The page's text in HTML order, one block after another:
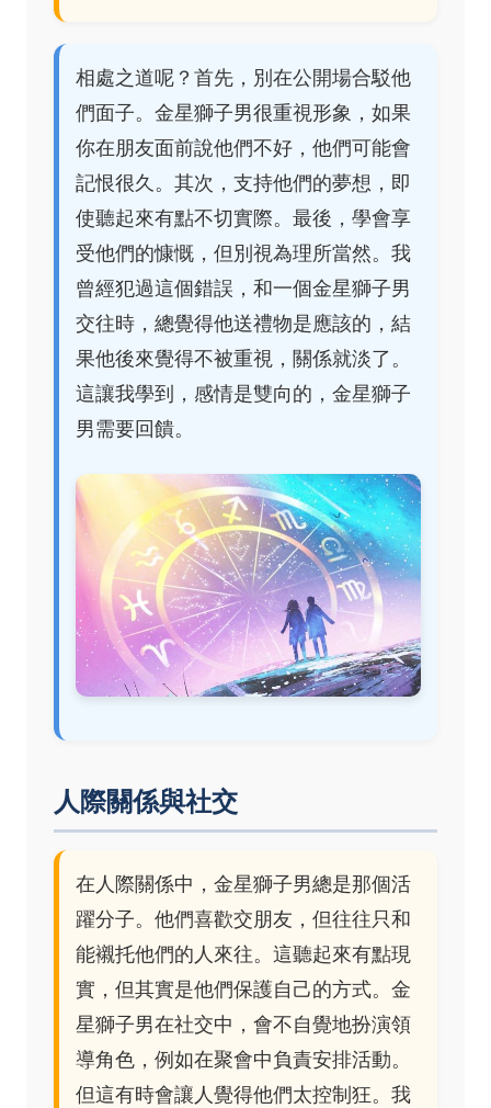
相處之道呢？首先，別在公開場合駁他
們面子。金星獅子男很重視形象，如果
你在朋友面前說他們不好，他們可能會
記恨很久。其次，支持他們的夢想，即
使聽起來有點不切實際。最後，學會享
受他們的慷慨，但別視為理所當然。我
曾經犯過這個錯誤，和一個金星獅子男
交往時，總覺得他送禮物是應該的，結
果他後來覺得不被重視，關係就淡了。
這讓我學到，感情是雙向的，金星獅子
男需要回饋。
人際關係與社交
在人際關係中，金星獅子男總是那個活
躍分子。他們喜歡交朋友，但往往只和
能襯托他們的人來往。這聽起來有點現
實，但其實是他們保護自己的方式。金
星獅子男在社交中，會不自覺地扮演領
導角色，例如在聚會中負責安排活動。
但這有時會讓人覺得他們太控制狂。我